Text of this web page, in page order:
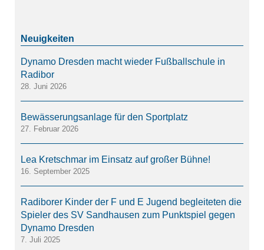
Dynamo Dresden macht wieder Fußballschule in
Radibor
28. Juni 2026
Bewässerungsanlage für den Sportplatz
27. Februar 2026
Lea Kretschmar im Einsatz auf großer Bühne!
16. September 2025
Radiborer Kinder der F und E Jugend begleiteten die
Spieler des SV Sandhausen zum Punktspiel gegen
Dynamo Dresden
7. Juli 2025